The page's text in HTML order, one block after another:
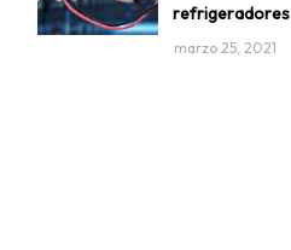
refrigeradores
marzo 25, 2021